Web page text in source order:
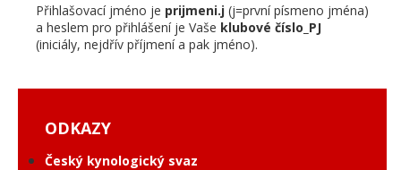
Přihlašovací jméno je prijmeni.j (j=první písmeno jména)
a heslem pro přihlášení je Vaše klubové číslo_PJ
(iniciály, nejdřív příjmení a pak jméno).
ODKAZY
Český kynologický svaz